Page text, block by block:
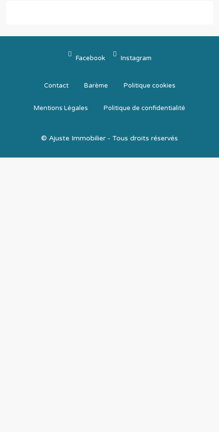
Facebook Instagram
Contact Barème Politique cookies
Mentions Légales Politique de confidentialité
© Ajuste Immobilier - Tous droits réservés